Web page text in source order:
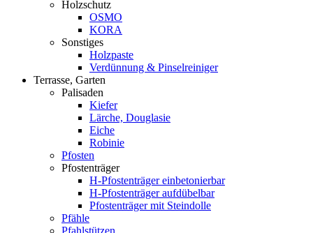
Holzschutz
OSMO
KORA
Sonstiges
Holzpaste
Verdünnung & Pinselreiniger
Terrasse, Garten
Palisaden
Kiefer
Lärche, Douglasie
Eiche
Robinie
Pfosten
Pfostenträger
H-Pfostenträger einbetonierbar
H-Pfostenträger aufdübelbar
Pfostenträger mit Steindolle
Pfähle
Pfahlstützen